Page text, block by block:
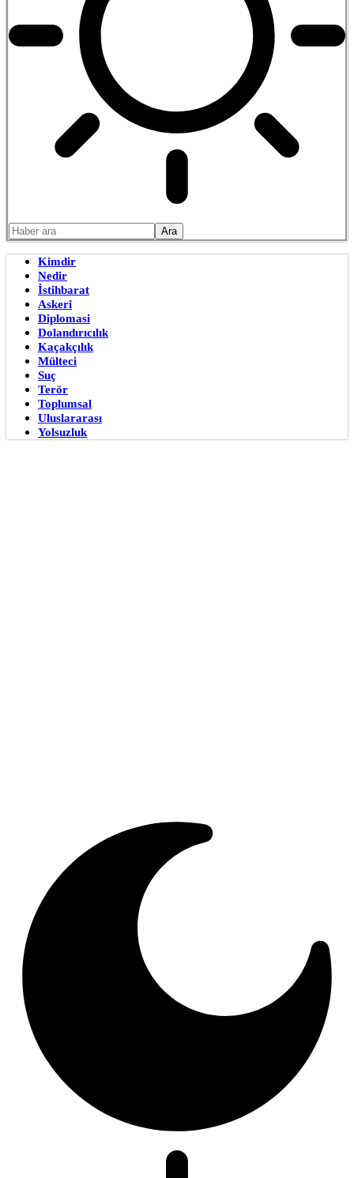
Kimdir
Nedir
İstihbarat
Askerî
Diplomasi
Dolandırıcılık
Kaçakçılık
Mülteci
Suç
Terör
Toplumsal
Uluslararası
Yolsuzluk